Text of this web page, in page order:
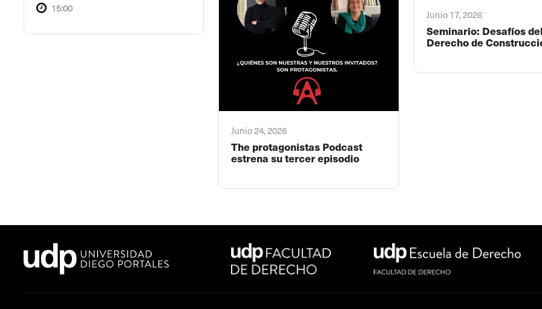
15:00
Junio 24, 2026
The protagonistas Podcast
estrena su tercer episodio
Junio 17, 2026
Seminario: Desafíos
Derecho de